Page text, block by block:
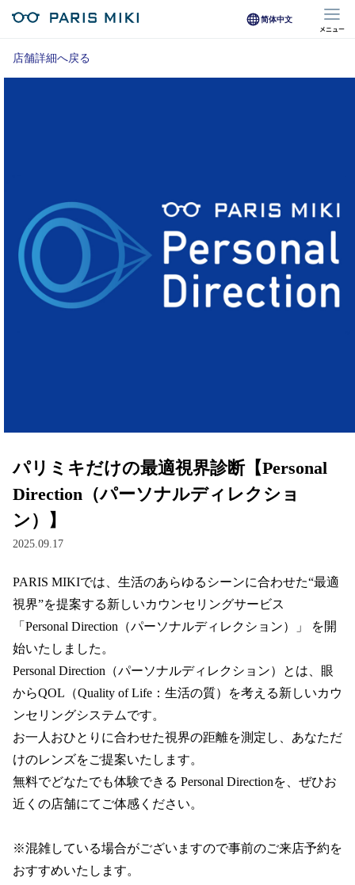
简体中文
メニュー
マイページ
店舗を探す
店舗検索/来店予約
商品を探す
サングラス
補聴器
コンタクトレンズ
グッズ・小物
ブランドを探す
ブランド一覧
コンテンツを探す
スタッフコンテンツ
スタッフコンテンツ一覧
コーディネート
店舗詳細へ戻る
パリミキだけの最適視界診断【Personal
Direction（パーソナルディレクショ
ン）】
2025.09.17
PARIS MIKIでは、生活のあらゆるシーンに合わせた“最適
視界”を提案する新しいカウンセリングサービス
「Personal Direction（パーソナルディレクション）」 を開
始いたしました。
Personal Direction（パーソナルディレクション）とは、眼
からQOL（Quality of Life：生活の質）を考える新しいカウ
ンセリングシステムです。
お一人おひとりに合わせた視界の距離を測定し、あなただ
けのレンズをご提案いたします。
無料でどなたでも体験できる Personal Directionを、ぜひお
近くの店舗にてご体感ください。
※混雑している場合がございますので事前のご来店予約を
おすすめいたします。